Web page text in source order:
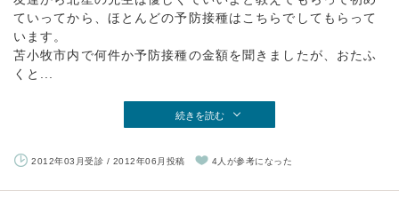
ていってから、ほとんどの予防接種はこちらでしてもらって
います。
苫小牧市内で何件か予防接種の金額を聞きましたが、おたふ
くと...
続きを読む
2012年03月受診 / 2012年06月投稿 4人が参考になった